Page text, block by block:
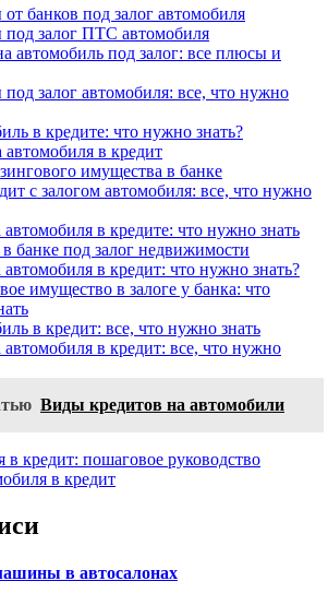
банков под залог автомобиля
залог ПТС автомобиля
автомобиль под залог: все плюсы и
залог автомобиля: все, что нужно
в кредите: что нужно знать?
в кредит
имущества в банке
с залогом автомобиля: все, что нужно
в кредите: что нужно знать
банке под залог недвижимости
в кредит: что нужно знать?
имущество в залоге у банка: что
в кредит: все, что нужно знать
в кредит: все, что нужно
Виды кредитов на автомобили
кредит: пошаговое руководство
в кредит
в автосалонах